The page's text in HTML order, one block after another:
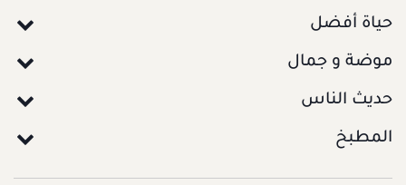
حياة أفضل
موضة و جمال
حديث الناس
المطبخ